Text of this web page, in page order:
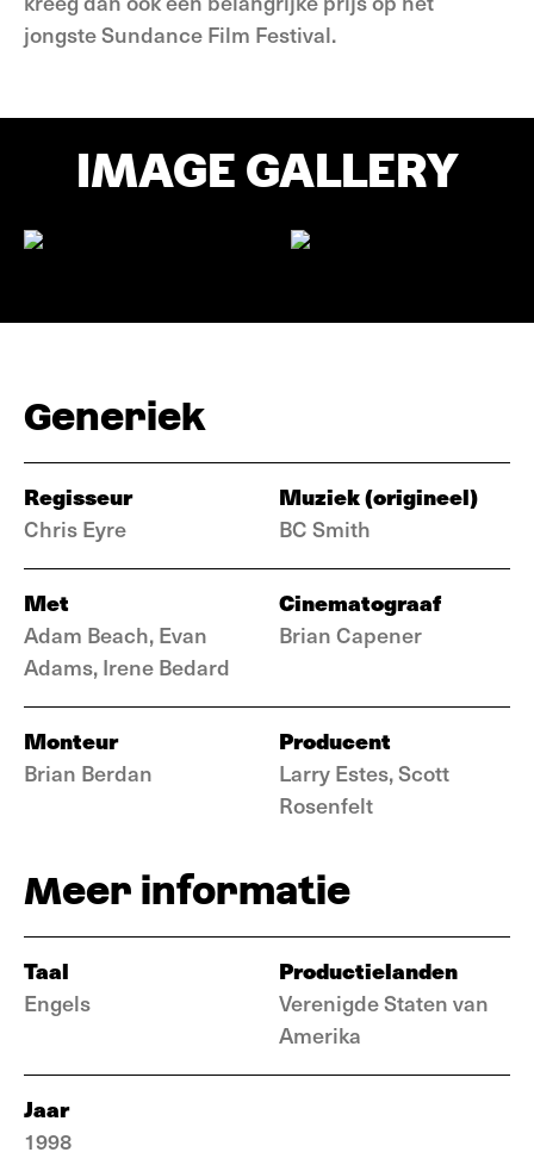
jongste Sundance Film Festival.
IMAGE GALLERY
Generiek
Regisseur
Chris Eyre
Muziek (origineel)
BC Smith
Met
Adam Beach, Evan
Adams, Irene Bedard
Cinematograaf
Brian Capener
Monteur
Brian Berdan
Producent
Larry Estes, Scott
Rosenfelt
Meer informatie
Taal
Engels
Productielanden
Verenigde Staten van
Amerika
Jaar
1998